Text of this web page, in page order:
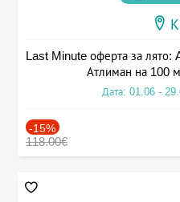
Last Minute оферта за лято:
Атлиман на 100
Дата: 01.06 -
-15%
118.00€